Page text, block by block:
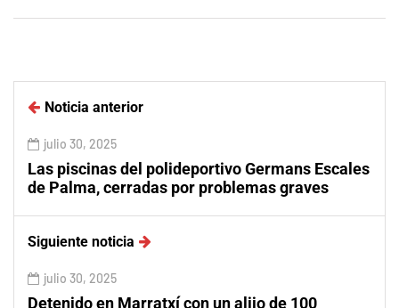
Noticia anterior
julio 30, 2025
Las piscinas del polideportivo Germans Escales
de Palma, cerradas por problemas graves
Siguiente noticia
julio 30, 2025
Detenido en Marratxí con un alijo de 100